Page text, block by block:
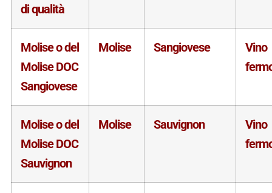
di qualità
Molise o del
Molise DOC
Sangiovese
Molise Sangiovese
Vino
Molise o del
Molise DOC
Sauvignon
Molise Sauvignon
Vino